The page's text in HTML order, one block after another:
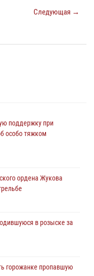
Следующая →
поддержку при
особо тяжком
ордена Жукова
в розыске за
горожанке пропавшую